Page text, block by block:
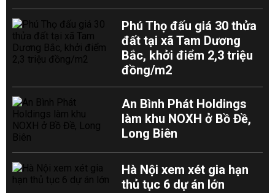
Phú Thọ đấu giá 30 thửa
đất tại xã Tam Dương
Bắc, khởi điểm 2,3 triệu
đồng/m2
An Bình Phát Holdings
làm khu NOXH ở Bồ Đề,
Long Biên
Hà Nội xem xét gia hạn
thủ tục 6 dự án lớn